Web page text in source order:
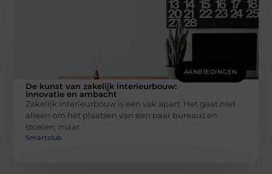
AANBIEDINGEN
De kunst van zakelijk interieurbouw:
innovatie en ambacht
Zakelijk interieurbouw is een vak apart. Het gaat niet
alleen om het plaatsen van een paar bureaus en
stoelen, maar
Smartclub